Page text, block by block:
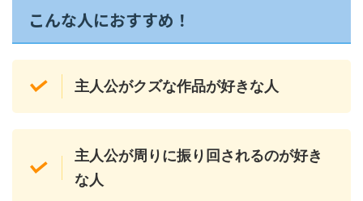
こんな人におすすめ！
主人公がクズな作品が好きな人
主人公が周りに振り回されるのが好き
な人